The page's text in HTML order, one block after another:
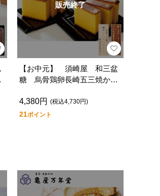
販売終了
【お中元】 須崎屋 和三盆
糖 烏骨鶏卵長崎五三焼かす
4,380円 (税込4,730円)
21ポイント